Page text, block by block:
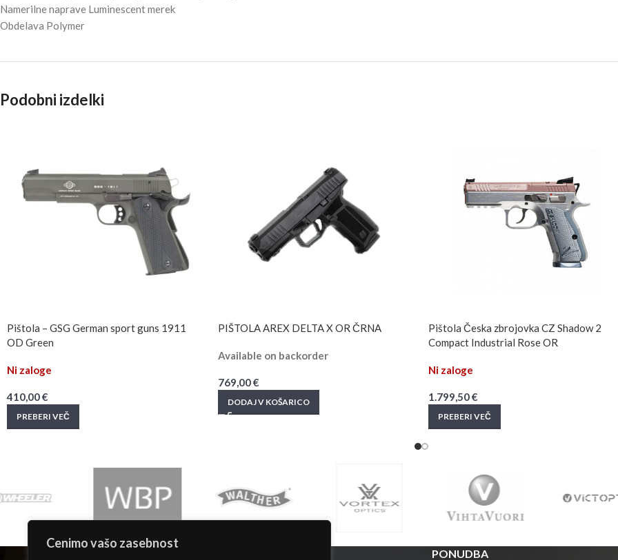
Cenimo vašo zasebnost
Namerilne naprave Luminescent merek
Obdelava Polymer
Podobni izdelki
Pištola – GSG German sport guns 1911
OD Green
Ni zaloge
410,00€
PREBERI VEČ
PIŠTOLA AREX DELTA X OR ČRNA
Available on backorder
769,00€
DODAJ V KOŠARICO
Pištola Česka zbrojovka CZ Shadow 2
Compact Industrial Rose OR
Ni zaloge
1.799,50€
PREBERI VEČ
PONUDBA